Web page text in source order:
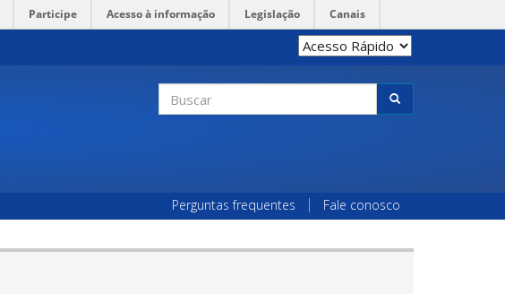
Participe Acesso à informação Legislação Canais
Formulário
Perguntas frequentes Fale conosco